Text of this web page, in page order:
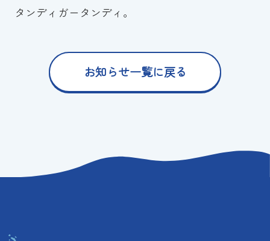
タンディガータンディ。
お知らせ一覧に戻る